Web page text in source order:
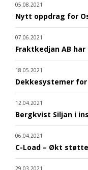
05.08.2021
Nytt oppdrag for
07.06.2021
Fraktkedjan AB
18.05.2021
Dekkesystemer
12.04.2021
Bergkvist Siljan i
06.04.2021
C-Load – Økt
29.03.2021